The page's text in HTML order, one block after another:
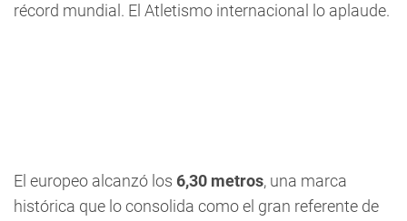
récord mundial. El Atletismo internacional lo aplaude.
El europeo alcanzó los 6,30 metros, una marca
histórica que lo consolida como el gran referente de